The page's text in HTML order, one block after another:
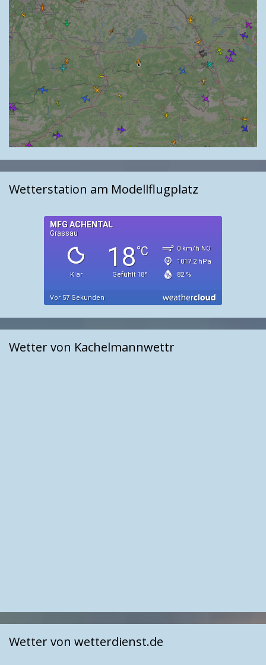
Wetterstation am Modellflugplatz
Wetter von Kachelmannwettr
Wetter von wetterdienst.de